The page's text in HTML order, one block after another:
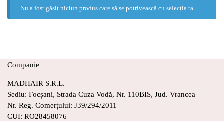
Nu a fost găsit niciun produs care să se potrivească cu selecția ta.
Companie
MADHAIR S.R.L.
Sediu: Focșani, Strada Cuza Vodă, Nr. 110BIS, Jud. Vrancea
Nr. Reg. Comerțului: J39/294/2011
CUI: RO28458076